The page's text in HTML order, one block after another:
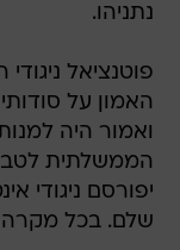
נתניהו.
פוטנציאל
האמון על
ואמור היה
יפורסם ניגודי
שלם. בכל מקרה